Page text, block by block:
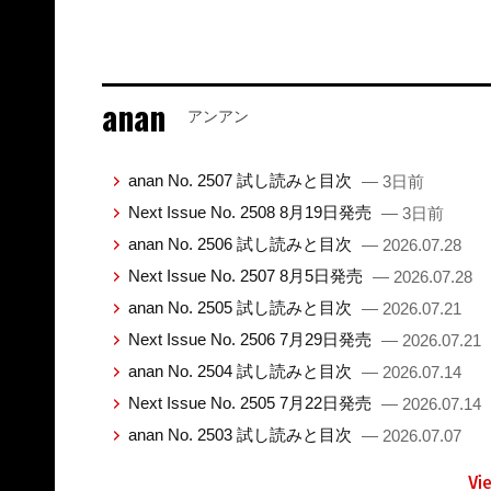
anan アンアン
anan No. 2507 試し読みと目次 — 3日前
Next Issue No. 2508 8月19日発売 — 3日前
anan No. 2506 試し読みと目次 — 2026.07.28
Next Issue No. 2507 8月5日発売 — 2026.07.28
anan No. 2505 試し読みと目次 — 2026.07.21
Next Issue No. 2506 7月29日発売 — 2026.07.21
anan No. 2504 試し読みと目次 — 2026.07.14
Next Issue No. 2505 7月22日発売 — 2026.07.14
anan No. 2503 試し読みと目次 — 2026.07.07